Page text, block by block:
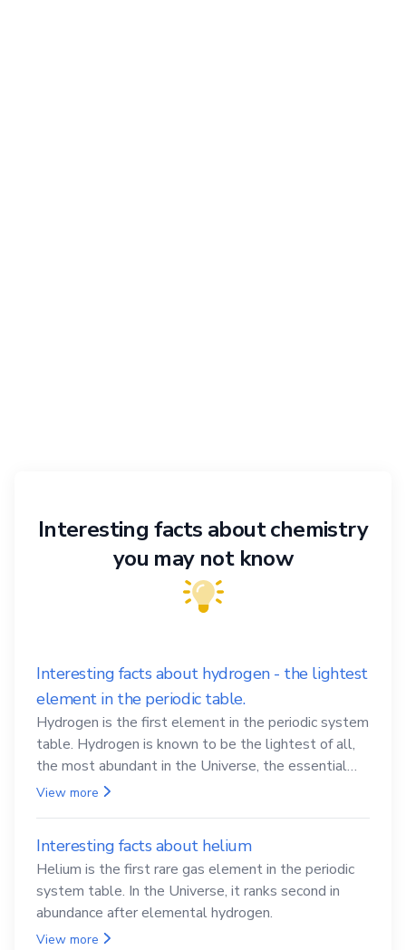
Interesting facts about chemistry
you may not know
Interesting facts about hydrogen - the lightest
element in the periodic table.
Hydrogen is the first element in the periodic system
table. Hydrogen is known to be the lightest of all,
the most abundant in the Universe, the essential
element for life
View more
Interesting facts about helium
Helium is the first rare gas element in the periodic
system table. In the Universe, it ranks second in
abundance after elemental hydrogen.
View more